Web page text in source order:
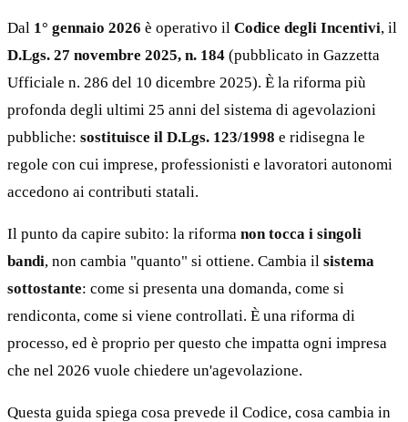
Dal 1° gennaio 2026 è operativo il Codice degli Incentivi, il
D.Lgs. 27 novembre 2025, n. 184 (pubblicato in Gazzetta
Ufficiale n. 286 del 10 dicembre 2025). È la riforma più
profonda degli ultimi 25 anni del sistema di agevolazioni
pubbliche: sostituisce il D.Lgs. 123/1998 e ridisegna le
regole con cui imprese, professionisti e lavoratori autonomi
accedono ai contributi statali.
Il punto da capire subito: la riforma non tocca i singoli
bandi, non cambia "quanto" si ottiene. Cambia il sistema
sottostante: come si presenta una domanda, come si
rendiconta, come si viene controllati. È una riforma di
processo, ed è proprio per questo che impatta ogni impresa
che nel 2026 vuole chiedere un'agevolazione.
Questa guida spiega cosa prevede il Codice, cosa cambia in